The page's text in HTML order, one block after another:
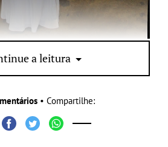
né? já falei da tendência nesse post
a leitura
• Compartilhe: